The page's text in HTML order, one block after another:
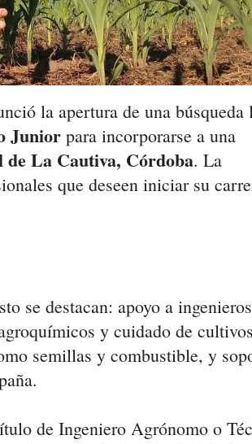
la apertura de una búsqueda
Junior para incorporarse a una
La Cautiva, Córdoba. La
que deseen iniciar su
se destacan: apoyo a
y cuidado de
semillas y combustible, y
de Ingeniero Agrónomo o